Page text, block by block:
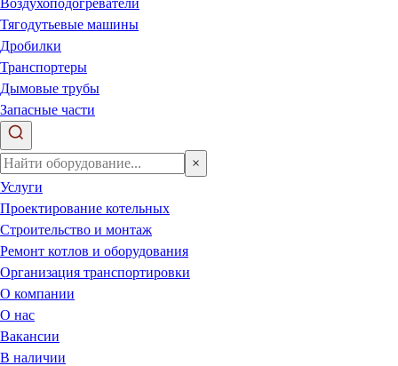
Воздухоподогреватели
Тягодутьевые машины
Дробилки
Транспортеры
Дымовые трубы
Запасные части
×
Услуги
Проектирование котельных
Строительство и монтаж
Ремонт котлов и оборудования
Организация транспортировки
О компании
О нас
Вакансии
В наличии